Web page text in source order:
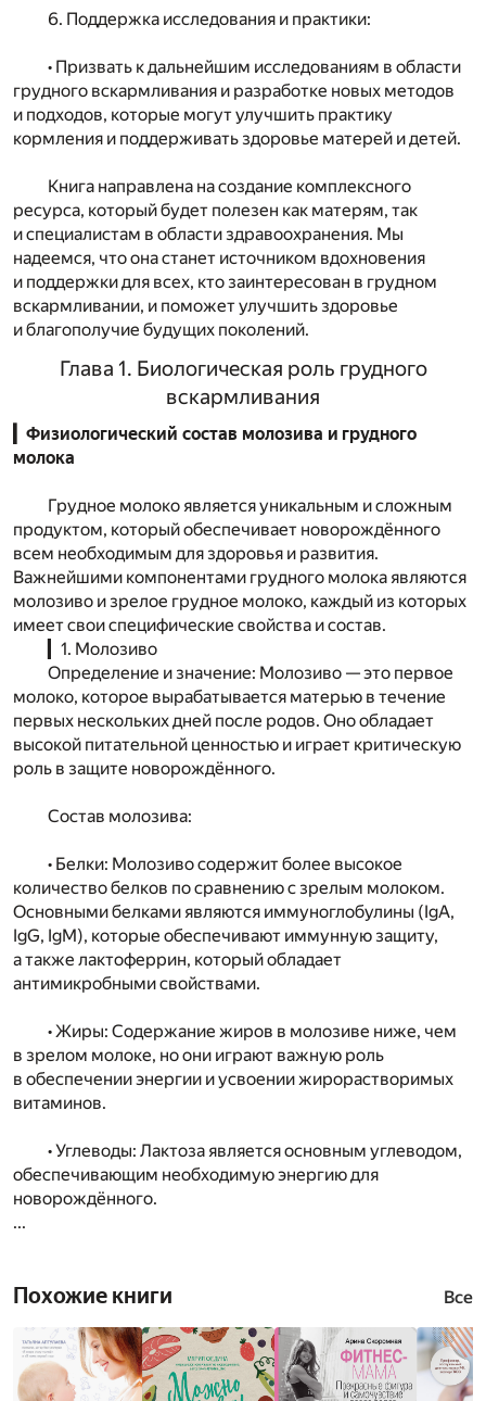
6. Поддержка исследования и практики:
• Призвать к дальнейшим исследованиям в области
грудного вскармливания и разработке новых методов
и подходов, которые могут улучшить практику
кормления и поддерживать здоровье матерей и детей.
Книга направлена на создание комплексного
ресурса, который будет полезен как матерям, так
и специалистам в области здравоохранения. Мы
надеемся, что она станет источником вдохновения
и поддержки для всех, кто заинтересован в грудном
вскармливании, и поможет улучшить здоровье
и благополучие будущих поколений.
Глава 1. Биологическая роль грудного
вскармливания
▎Физиологический состав молозива и грудного
молока
Грудное молоко является уникальным и сложным
продуктом, который обеспечивает новорождённого
всем необходимым для здоровья и развития.
Важнейшими компонентами грудного молока являются
молозиво и зрелое грудное молоко, каждый из которых
имеет свои специфические свойства и состав.
▎1. Молозиво
Определение и значение: Молозиво — это первое
молоко, которое вырабатывается матерью в течение
первых нескольких дней после родов. Оно обладает
высокой питательной ценностью и играет критическую
роль в защите новорождённого.
Состав молозива:
• Белки: Молозиво содержит более высокое
количество белков по сравнению с зрелым молоком.
Основными белками являются иммуноглобулины (IgA,
IgG, IgM), которые обеспечивают иммунную защиту,
а также лактоферрин, который обладает
антимикробными свойствами.
• Жиры: Содержание жиров в молозиве ниже, чем
в зрелом молоке, но они играют важную роль
в обеспечении энергии и усвоении жирорастворимых
витаминов.
• Углеводы: Лактоза является основным углеводом,
обеспечивающим необходимую энергию для
новорождённого.
...
Похожие книги Все